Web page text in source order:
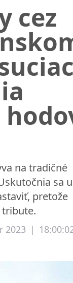
cez
na tradičné
sa
pretože
tribute.
2023 |